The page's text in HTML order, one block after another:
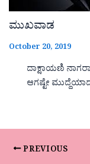
ಮುಖವಾಡ
October 20, 2019
ದಾಕ್ಷಾಯಣಿ
ಆಗಷ್ಟೇ
PREVIOUS